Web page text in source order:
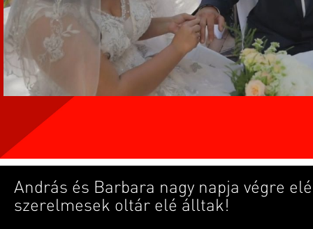
András és Barbara nagy napja végre
szerelmesek oltár elé álltak!